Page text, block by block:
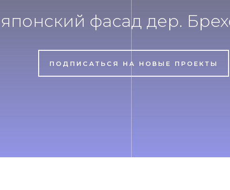
японский фасад дер.
ПОДПИСАТЬСЯ НА НОВЫЕ ПРОЕКТЫ